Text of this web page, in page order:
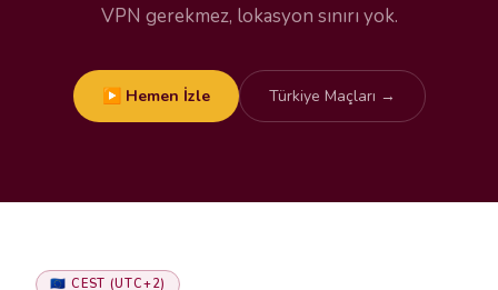
VPN gerekmez, lokasyon sınırı yok.
▶ Hemen İzle Türkiye Maçları →
🇪🇺 CEST (UTC+2)